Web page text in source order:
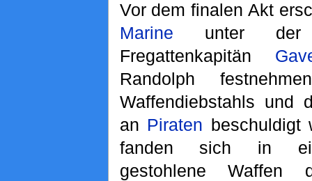
Vor dem finalen Akt
Marine unter der
Fregattenkapitän
Randolph
Waffendiebstahls und
an Piraten beschuldigt
fanden sich in
gestohlene Waffen